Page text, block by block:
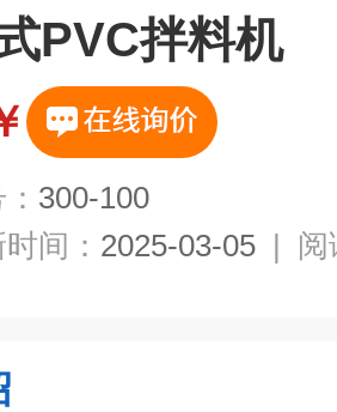
PVC拌料机
300-100
间： 2025-03-05 | 阅